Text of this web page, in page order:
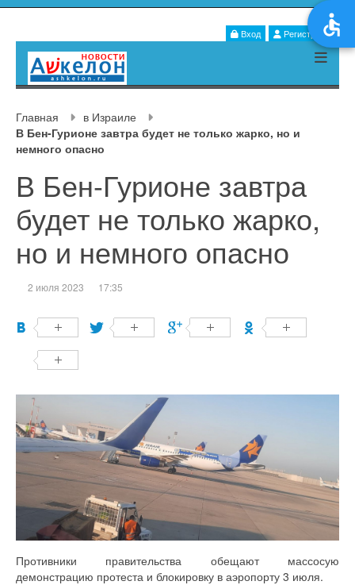
Вход Регистрация
Главная
в Израиле
В Бен-Гурионе завтра будет не только жарко, но и
немного опасно
В Бен-Гурионе завтра
будет не только жарко,
но и немного опасно
2 июля 2023 17:35
Противники правительства обещают массосую
демонстрацию протеста и блокировку в аэропорту 3 июля.